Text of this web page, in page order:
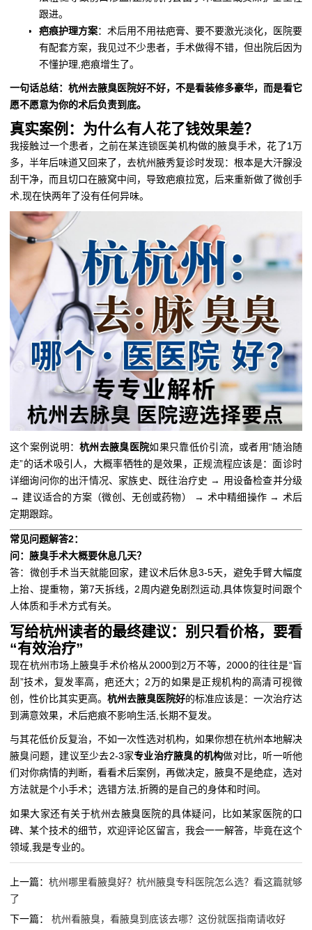
跟进。
疤痕护理方案：术后用不用祛疤膏、要不要激光淡化，医院要
有配套方案，我见过不少患者，手术做得不错，但出院后因为
不懂护理,疤痕增生了。
一句话总结：杭州去腋臭医院好不好，不是看装修多豪华，而是看它
愿不愿意为你的术后负责到底。
真实案例：为什么有人花了钱效果差？
我接触过一个患者，之前在某连锁医美机构做的腋臭手术，花了1万
多，半年后味道又回来了，去杭州腋秀复诊时发现：根本是大汗腺没
刮干净，而且切口在腋窝中间，导致疤痕拉宽，后来重新做了微创手
术,现在快两年了没有任何异味。
这个案例说明：杭州去腋臭医院如果只靠低价引流，或者用“随治随
走”的话术吸引人，大概率牺牲的是效果，正规流程应该是：面诊时
详细询问你的出汗情况、家族史、既往治疗史 → 用设备检查并分级
→ 建议适合的方案（微创、无创或药物） → 术中精细操作 → 术后
定期跟踪。
常见问题解答2：
问：腋臭手术大概要休息几天？
答：微创手术当天就能回家，建议术后休息3-5天，避免手臂大幅度
上抬、提重物，第7天拆线，2周内避免剧烈运动,具体恢复时间跟个
人体质和手术方式有关。
写给杭州读者的最终建议：别只看价格，要看
“有效治疗”
现在杭州市场上腋臭手术价格从2000到2万不等，2000的往往是“盲
刮”技术，复发率高，疤还大；2万的如果是正规机构的高清可视微
创，性价比其实更高。 杭州去腋臭医院好的标准应该是：一次治疗达
到满意效果，术后疤痕不影响生活,长期不复发。
与其花低价反复治，不如一次性选对机构，如果你想在杭州本地解决
腋臭问题，建议至少去2-3家专业治疗腋臭的机构做对比，听一听他
们对你病情的判断，看看术后案例，再做决定，腋臭不是绝症，选对
方法就是个小手术；选错方法,折腾的是自己的身体和时间。
如果大家还有关于杭州去腋臭医院的具体疑问，比如某家医院的口
碑、某个技术的细节，欢迎评论区留言，我会一一解答，毕竟在这个
领域,我是专业的。
上一篇： 杭州哪里看腋臭好？杭州腋臭专科医院怎么选？看这篇就够
了
下一篇： 杭州看腋臭，看腋臭到底该去哪？这份就医指南请收好